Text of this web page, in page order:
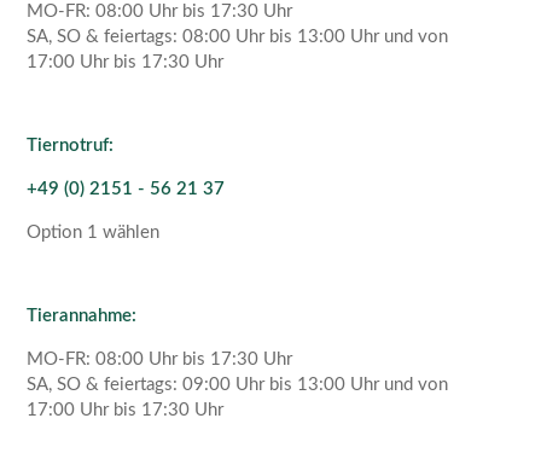
MO-FR: 08:00 Uhr bis 17:30 Uhr
SA, SO & feiertags: 08:00 Uhr bis 13:00 Uhr und von
17:00 Uhr bis 17:30 Uhr
Tiernotruf:
+49 (0) 2151 - 56 21 37
Option 1 wählen
Tierannahme:
MO-FR: 08:00 Uhr bis 17:30 Uhr
SA, SO & feiertags: 09:00 Uhr bis 13:00 Uhr und von
17:00 Uhr bis 17:30 Uhr